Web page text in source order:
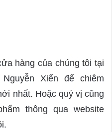
hàng của chúng tôi tại
Xiển để chiêm
nhất. Hoặc quý vị cũng
thông qua website